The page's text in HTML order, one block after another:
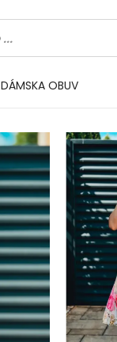
DÁMSKA OBUV